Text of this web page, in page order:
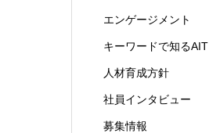
エンゲージメント
キーワードで知るAIT
人材育成方針
社員インタビュー
募集情報